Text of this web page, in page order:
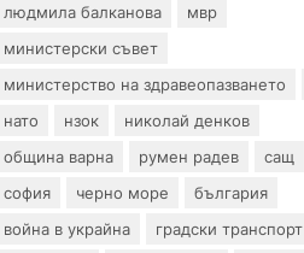
людмила балканова
мвр
министерски съвет
министерство на здравеопазването
нато
нзок
николай денков
община варна
румен радев
сащ
софия
черно море
българия
война в украйна
градски транспорт